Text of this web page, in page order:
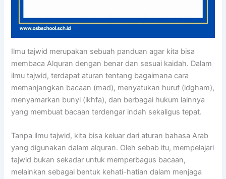
Ilmu tajwid merupakan sebuah panduan agar kita bisa
membaca Alquran dengan benar dan sesuai kaidah. Dalam
ilmu tajwid, terdapat aturan tentang bagaimana cara
memanjangkan bacaan (mad), menyatukan huruf (idgham),
menyamarkan bunyi (ikhfa), dan berbagai hukum lainnya
yang membuat bacaan terdengar indah sekaligus tepat.
Tanpa ilmu tajwid, kita bisa keluar dari aturan bahasa Arab
yang digunakan dalam alquran. Oleh sebab itu, mempelajari
tajwid bukan sekadar untuk memperbagus bacaan,
melainkan sebagai bentuk kehati-hatian dalam menjaga